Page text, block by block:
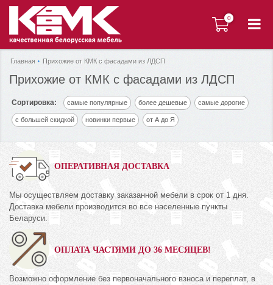
0
0
Главная Прихожие от КМК с фасадами из ЛДСП
Прихожие от КМК с фасадами из ЛДСП
Сортировка: самые популярные более дешевые самые дорогие
с большей скидкой новинки первые от А до Я
ОПЕРАТИВНАЯ ДОСТАВКА
Мы осуществляем доставку заказанной мебели в срок от 1 дня.
Доставка мебели производится во все населенные пункты
Беларуси.
ОПЛАТА ЧАСТЯМИ ДО 36 МЕСЯЦЕВ!
Возможно оформление без первоначального взноса и переплат, в